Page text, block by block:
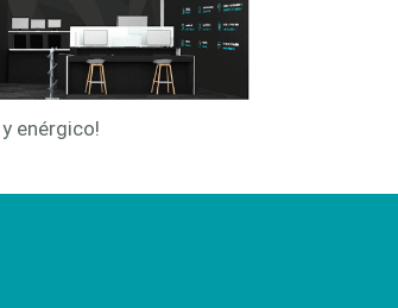
enérgico!